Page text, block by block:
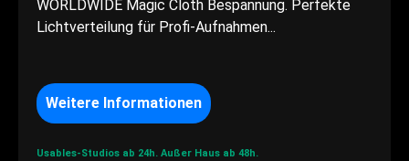
WORLDWIDE Magic Cloth Bespannung. Perfekte
Lichtverteilung für Profi-Aufnahmen...
Weitere Informationen
Usables-Studios ab 24h. Außer Haus ab 48h.